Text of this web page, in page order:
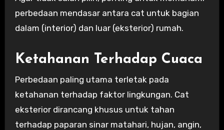
perbedaan mendasar antara cat untuk bagian
dalam (interior) dan luar (eksterior) rumah.
Ketahanan Terhadap Cuaca
Perbedaan paling utama terletak pada
ketahanan terhadap faktor lingkungan. Cat
eksterior dirancang khusus untuk tahan
terhadap paparan sinar matahari, hujan, angin,